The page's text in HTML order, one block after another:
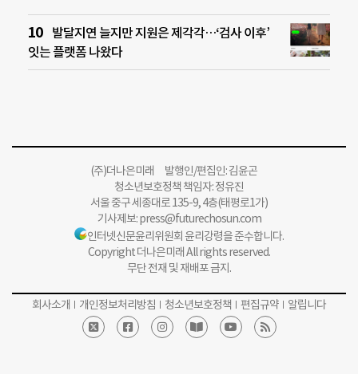
발달지연 늘지만 지원은 제각각…‘검사 이후’
잇는 플랫폼 나왔다
(주)더나은미래 발행인/편집인: 김윤곤
청소년보호정책 책임자: 정유진
서울 중구 세종대로 135-9, 4층(태평로1가)
기사제보:press@futurechosun.com
인터넷신문윤리위원회 윤리강령을 준수합니다.
Copyright 더나은미래 All rights reserved.
무단 전재 및 재배포 금지.
회사소개 개인정보처리방침 청소년보호정책 편집규약 알립니다